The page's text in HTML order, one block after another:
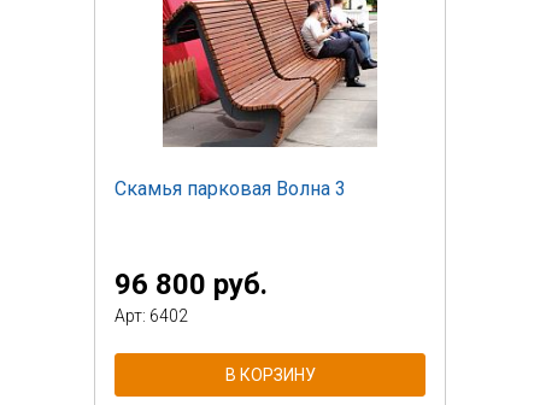
Скамья парковая Волна 3
96 800 руб.
Арт: 6402
В КОРЗИНУ